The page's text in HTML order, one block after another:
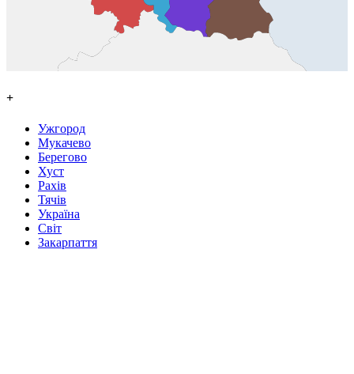
+
Ужгород
Мукачево
Берегово
Хуст
Рахів
Тячів
Україна
Світ
Закарпаття